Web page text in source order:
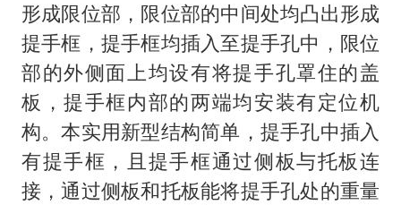
形成限位部，限位部的中间处均凸出形成
提手框，提手框均插入至提手孔中，限位
部的外侧面上均设有将提手孔罩住的盖
板，提手框内部的两端均安装有定位机
构。本实用新型结构简单，提手孔中插入
有提手框，且提手框通过侧板与托板连
接，通过侧板和托板能将提手孔处的重量